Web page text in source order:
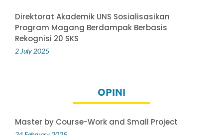
Direktorat Akademik UNS Sosialisasikan
Program Magang Berdampak Berbasis
Rekognisi 20 SKS
2 July 2025
OPINI
Master by Course-Work and Small Project